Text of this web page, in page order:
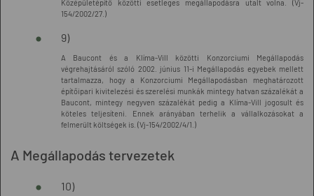
Középületépítő közötti esetleges megállapodásra utalt volna. (Vj-
154/2002/27.)
9)
A Baucont és a Klíma-Vill közötti Konzorciumi Megállapodás
végrehajtásáról szóló 2002. június 11-i Megállapodás egyebek mellett
tartalmazza, hogy a Konzorciumi Megállapodásban meghatározott
építőipari kivitelezési és szerelési munkák mintegy hatvan százalékát a
Baucont, mintegy negyven százalékát pedig a Klíma-Vill jogosult és
köteles teljesíteni. Ennek arányában terhelik a vállalkozásokat a
felmerült költségek is. (Vj-154/2002/4/1.)
A Megállapodás tervezetek
10)